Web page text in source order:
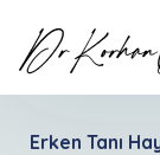
Sağlığınız
Erken Tanı